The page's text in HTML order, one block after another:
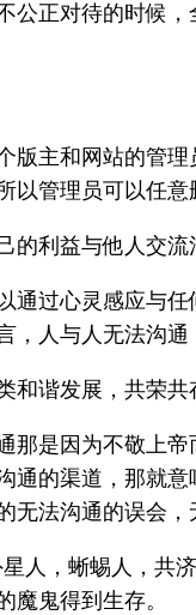
公正对待的时候
版主和网站的管
以管理员可以任意
的利益与他人交流
通过心灵感应与
，人与人无法沟
和谐发展，共荣共
那是因为不敬上
通的渠道，那就
无法沟通的误会
人，蜥蜴人，共
魔鬼得到生存。